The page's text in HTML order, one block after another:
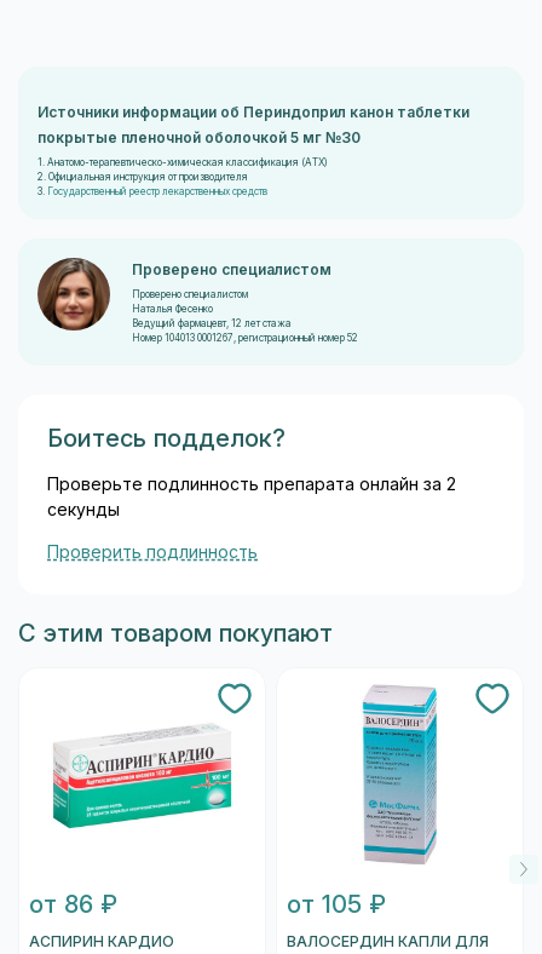
Источники информации об Периндоприл канон таблетки
покрытые пленочной оболочкой 5 мг №30
1. Анатомо-терапевтическо-химическая классификация (ATX)
2. Официальная инструкция от производителя
3.
Государственный реестр лекарственных средств
Проверено специалистом
Проверено специалистом
Наталья Фесенко
Ведущий фармацевт, 12 лет стажа
Номер 104013 0001267, регистрационный номер 52
Боитесь подделок?
Проверьте подлинность препарата онлайн за 2
секунды
Проверить подлинность
С этим товаром покупают
от 86 ₽
АСПИРИН КАРДИО
от 105 ₽
ВАЛОСЕРДИН КАПЛИ ДЛЯ